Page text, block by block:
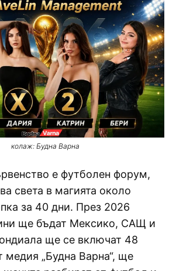
колаж: Будна Варна
е футболен форум,
света в магията около
за 40 дни. През 2026
ще бъдат Мексико, САЩ и
ще се включат 48
медия „Будна Варна“, ще